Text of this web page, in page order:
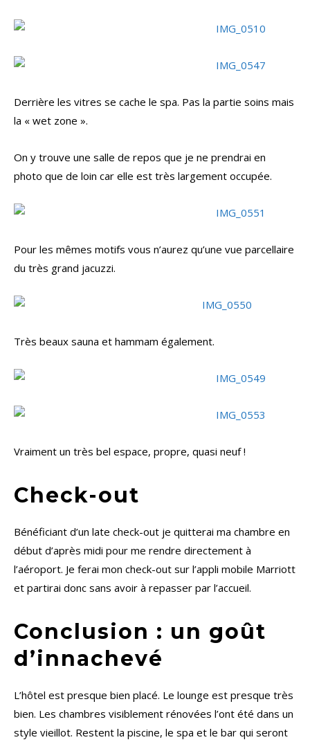
Derrière les vitres se cache le spa. Pas la partie soins mais
la « wet zone ».
On y trouve une salle de repos que je ne prendrai en
photo que de loin car elle est très largement occupée.
Pour les mêmes motifs vous n’aurez qu’une vue parcellaire
du très grand jacuzzi.
Très beaux sauna et hammam également.
Vraiment un très bel espace, propre, quasi neuf !
Check-out
Bénéficiant d’un late check-out je quitterai ma chambre en
début d’après midi pour me rendre directement à
l’aéroport. Je ferai mon check-out sur l’appli mobile Marriott
et partirai donc sans avoir à repasser par l’accueil.
Conclusion : un goût
d’innachevé
L’hôtel est presque bien placé. Le lounge est presque très
bien. Les chambres visiblement rénovées l’ont été dans un
style vieillot. Restent la piscine, le spa et le bar qui seront